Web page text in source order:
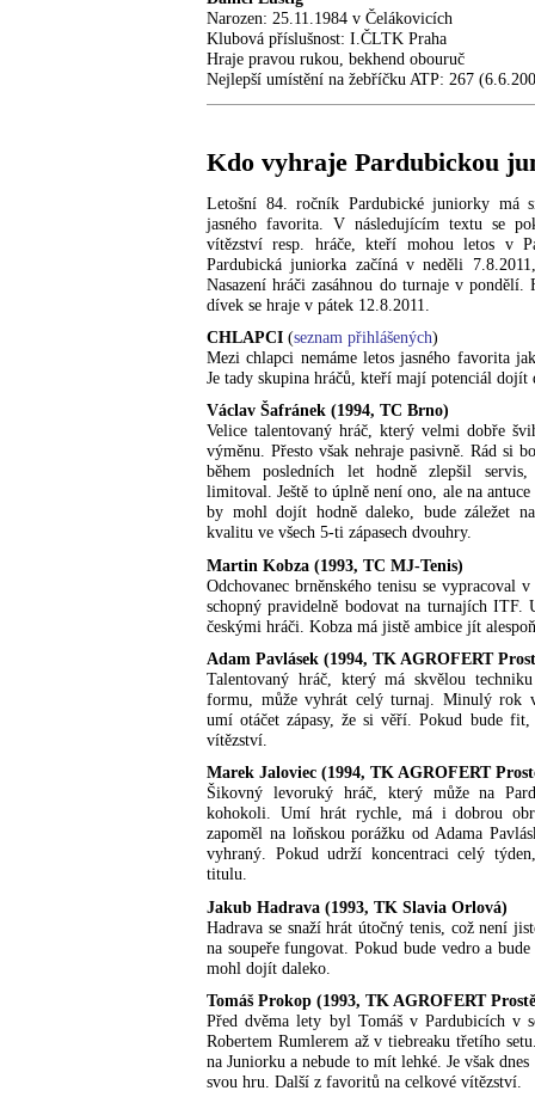
Narozen: 25.11.1984 v Čelákovicích
Klubová příslušnost: I.ČLTK Praha
Hraje pravou rukou, bekhend obouruč
Nejlepší umístění na žebříčku ATP: 267
Kdo vyhraje Pardubickou
Letošní 84. ročník Pardubické juniorky má
jasného favorita. V následujícím textu se
vítězství resp. hráče, kteří mohou letos v
Pardubická juniorka začíná v neděli
Nasazení hráči zasáhnou do turnaje v
dívek se hraje v pátek 12.8.2011.
CHLAPCI (seznam přihlášených)
Mezi chlapci nemáme letos jasného favorita
Je tady skupina hráčů, kteří mají potenciál dojít
Václav Šafránek (1994, TC Brno)
Velice talentovaný hráč, který velmi dobře
výměnu. Přesto však nehraje pasivně. Rád si
během posledních let hodně zlepšil
limitoval. Ještě to úplně není ono, ale na
by mohl dojít hodně daleko, bude záležet
kvalitu ve všech 5-ti zápasech dvouhry.
Martin Kobza (1993, TC MJ-Tenis)
Odchovanec brněnského tenisu se vypracoval
schopný pravidelně bodovat na turnajích ITF.
českými hráči. Kobza má jistě ambice jít
Adam Pavlásek (1994, TK AGROFERT
Talentovaný hráč, který má skvělou
formu, může vyhrát celý turnaj. Minulý rok
umí otáčet zápasy, že si věří. Pokud bude
vítězství.
Marek Jaloviec (1994, TK AGROFERT
Šikovný levoruký hráč, který může na
kohokoli. Umí hrát rychle, má i dobrou
zapoměl na loňskou porážku od Adama
vyhraný. Pokud udrží koncentraci celý
titulu.
Jakub Hadrava (1993, TK Slavia Orlová)
Hadrava se snaží hrát útočný tenis, což není
na soupeře fungovat. Pokud bude vedro a
mohl dojít daleko.
Tomáš Prokop (1993, TK AGROFERT
Před dvěma lety byl Tomáš v Pardubicích v
Robertem Rumlerem až v tiebreaku třetího
na Juniorku a nebude to mít lehké. Je však
svou hru. Další z favoritů na celkové vítězství.